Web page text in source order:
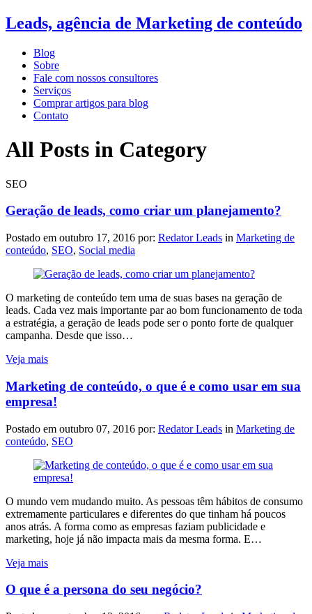
Leads, agência de Marketing de conteúdo
Blog
Sobre
Fale com nossos consultores
Serviços
Comprar artigos para blog
Contato
All Posts in Category
SEO
Geração de leads, como criar um planejamento?
Postado em outubro 17, 2016 por: Redator Leads in Marketing de
conteúdo, SEO, Social media
O marketing de conteúdo tem uma de suas bases na geração de
leads. Cada vez mais importante par ao bom funcionamento de toda
a estratégia, a geração de leads pode ser o ponto forte de qualquer
campanha. Desde que isso…
Veja mais
Marketing de conteúdo, o que é e como usar em sua
empresa!
Postado em outubro 07, 2016 por: Redator Leads in Marketing de
conteúdo, SEO
O mundo vem mudando muito. As pessoas têm hábitos de consumo
extremamente particulares e diferentes do que tinham há poucos
anos atrás. A forma como as empresas faziam publicidade e
marketing, hoje já não impacta mais da mesma forma. E…
Veja mais
O que é a persona do seu negócio?